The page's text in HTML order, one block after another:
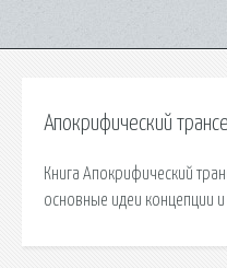
Апокрифический
Книга Апокрифический
основные идеи концепции и